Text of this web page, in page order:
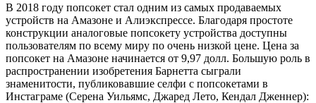
В 2018 году попсокет стал одним из самых продаваемых
устройств на Амазоне и Алиэкспрессе. Благодаря простоте
конструкции аналоговые попсокету устройства доступны
пользователям по всему миру по очень низкой цене. Цена за
попсокет на Амазоне начинается от 9,97 долл. Большую роль в
распространении изобретения Барнетта сыграли
знаменитости, публиковавшие селфи с попсокетами в
Инстаграме (Серена Уильямс, Джаред Лето, Кендал Дженнер):